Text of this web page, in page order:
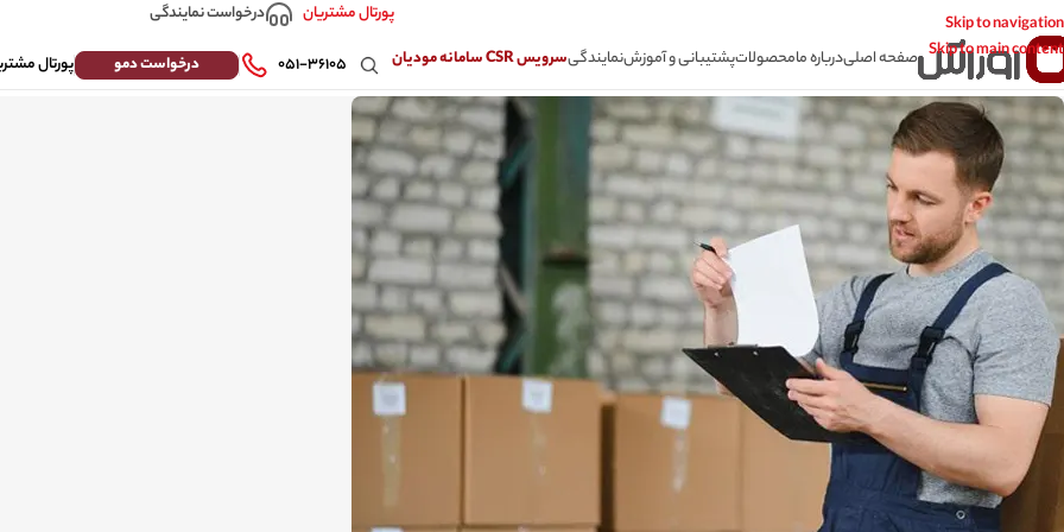
Skip to navigation
Skip to main content
پورتال مشتریان
درخواست نمایندگی
صفحه اصلیدرباره مامحصولاتپشتیبانی و آموزشنمایندگیسرویس CSR سامانه مودیان ۰۵۱-۳۶۱۰۵ درخواست دمو پورتال